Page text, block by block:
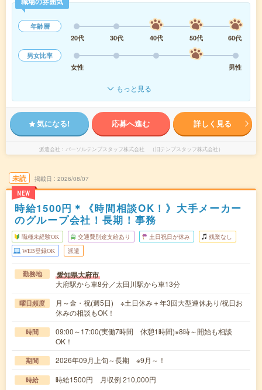
年齢層
20代
30代 40代 50代
60代
男女比率
女性
男性
もっと見る
気になる! 応募へ進む 詳しく見る
派遣会社 パーソルテンプスタッフ株式会社 （旧テンプスタッフ株式会社）
未読
NEW
掲載日 2026/08/07
時給1500円＊《時間相談OK！》大手メーカー
のグループ会社！長期！事務
職種未経験OK 交通費別途支給あり 土日祝日が休み 残業なし
WEB登録OK 派遣
勤務地 愛知県大府市
大府駅から車8分／太田川駅から車13分
曜日頻度
月～金・祝(週5日) ※土日休み＋年3回大型連休あり/祝日お
休みの相談もOK！
時間
09:00～17:00(実働7時間 休憩1時間)※8時～開始も相談
OK！
期間 2026年09月上旬～長期 ※9月～！
時給 時給1500円 月収例 210,000円